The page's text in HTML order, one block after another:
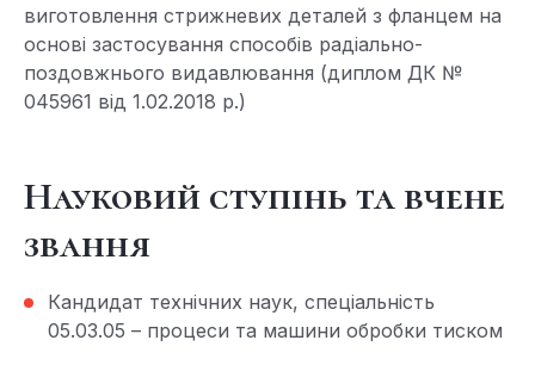
виготовлення стрижневих деталей з фланцем на
основі застосування способів радіально-
поздовжнього видавлювання (диплом ДК №
045961 від 1.02.2018 р.)
Науковий ступінь та вчене
звання
Кандидат технічних наук, спеціальність
05.03.05 – процеси та машини обробки тиском